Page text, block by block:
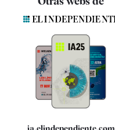
Quiénes somos
Especificaciones
ia.elindependiente.com